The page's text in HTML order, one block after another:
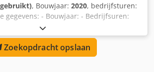
, Bouwjaar: 2020, bedrijfsturen:
gegevens: - Bouwjaar: - Bedrijfsuren:
18,2 kg - Toevoersnelheid: 0–2
91,4 × 50,8 × 101,6 cm - Gewicht: ca.
1,4–4,7 m³/min bij 5,5 bar -
1,4–17,2 bar Wordt geleverd met
Zoekopdracht opslaan